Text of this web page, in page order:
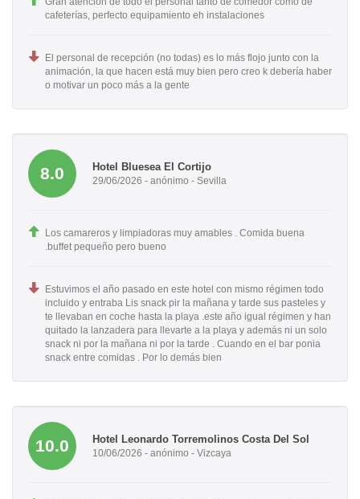
cafeterías, perfecto equipamiento eh instalaciones
El personal de recepción (no todas) es lo más flojo junto con la
animación, la que hacen está muy bien pero creo k debería haber
o motivar un poco más a la gente
8.0 Hotel Bluesea El Cortijo
29/06/2026 - anónimo - Sevilla
Los camareros y limpiadoras muy amables . Comida buena
.buffet pequeño pero bueno
Estuvimos el año pasado en este hotel con mismo régimen todo
incluido y entraba Lis snack pir la mañana y tarde sus pasteles y
te llevaban en coche hasta la playa .este año igual régimen y han
quitado la lanzadera para llevarte a la playa y además ni un solo
snack ni por la mañana ni por la tarde . Cuando en el bar ponia
snack entre comidas . Por lo demás bien
10.0 Hotel Leonardo Torremolinos Costa Del Sol
10/06/2026 - anónimo - Vizcaya